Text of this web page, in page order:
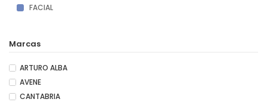
FACIAL
Marcas
ARTURO ALBA
AVENE
CANTABRIA